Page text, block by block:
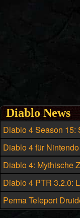
Diablo News
Diablo 4 Season 15:
Build - Die beste
Hexenmeister
Diablo 4 für
Preis und Box-
Diablo 4: Mythische
historische Uniques
Diablo 4 PTR 3.2.0:
zahlreiche bekannte
Perma Teleport
Build in Diablo 4